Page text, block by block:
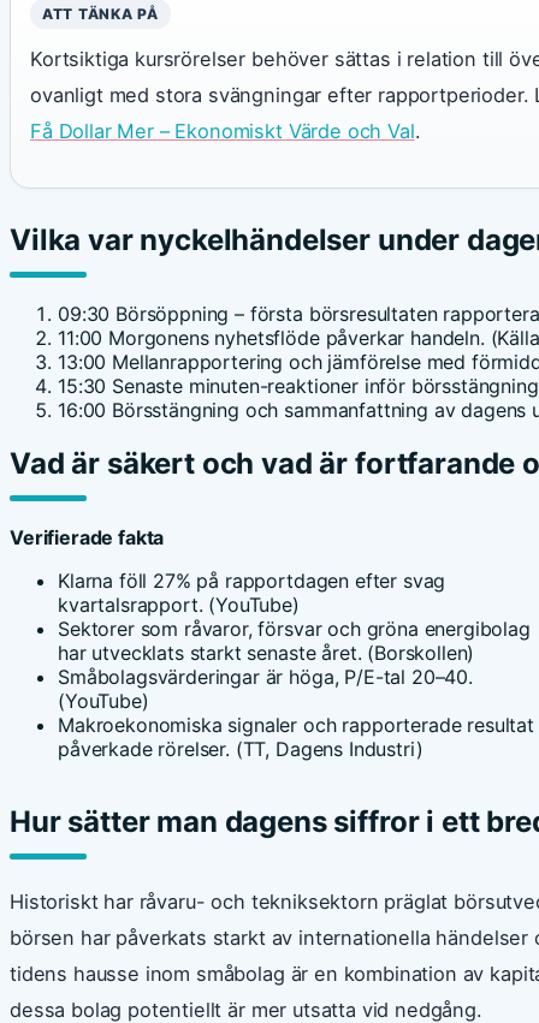
ATT TÄNKA PÅ
Kortsiktiga kursrörelser behöver sättas i relation till
ovanligt med stora svängningar efter
Få Dollar Mer – Ekonomiskt Värde och Val.
Vilka var nyckelhändelser under
09:30 Börsöppning – första börsresultaten
11:00 Morgonens nyhetsflöde påverkar handeln.
13:00 Mellanrapportering och jämförelse med
15:30 Senaste minuten-reaktioner inför
16:00 Börsstängning och sammanfattning av dagens
Vad är säkert och vad är fortfarande
Verifierade fakta
Klarna föll 27% på rapportdagen efter svag
kvartalsrapport. (YouTube)
Sektorer som råvaror, försvar och gröna energibolag
har utvecklats starkt senaste året. (Borskollen)
Småbolagsvärderingar är höga, P/E-tal 20–40.
(YouTube)
Makroekonomiska signaler och rapporterade resultat
påverkade rörelser. (TT, Dagens Industri)
Hur sätter man dagens siffror i ett
Historiskt har råvaru- och tekniksektorn präglat
börsen har påverkats starkt av internationella
tidens hausse inom småbolag är en kombination av
dessa bolag potentiellt är mer utsatta vid nedgång.